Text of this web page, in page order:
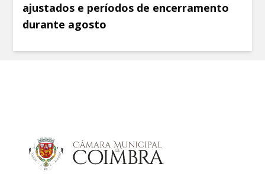
ajustados e períodos de encerramento
durante agosto